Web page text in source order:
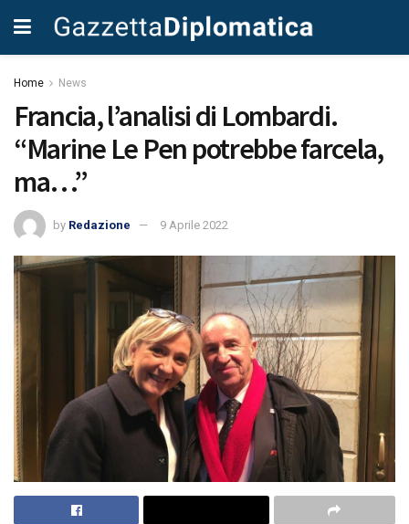
Home News
Francia, l’analisi di Lombardi.
“Marine Le Pen potrebbe farcela,
ma…”
by Redazione 9 Aprile 2022